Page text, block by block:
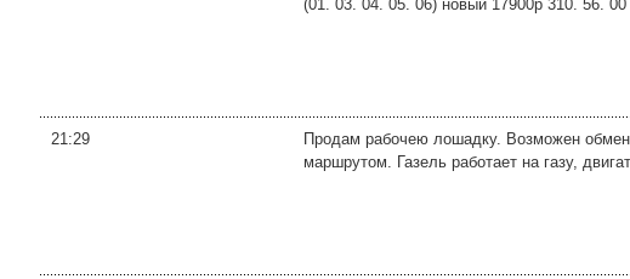
(01. 03. 04. 05. 06) новый 17900р 310. 56.
21:29
Продам рабочею лошадку. Возможен
маршрутом. Газель работает на газу,